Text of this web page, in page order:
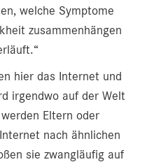
welche Symptome
zusammenhängen
hier das Internet und
irgendwo auf der Welt
Eltern oder
nach ähnlichen
sie zwangläufig auf